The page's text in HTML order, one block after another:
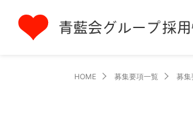
HOME 募集要項一覧 募集